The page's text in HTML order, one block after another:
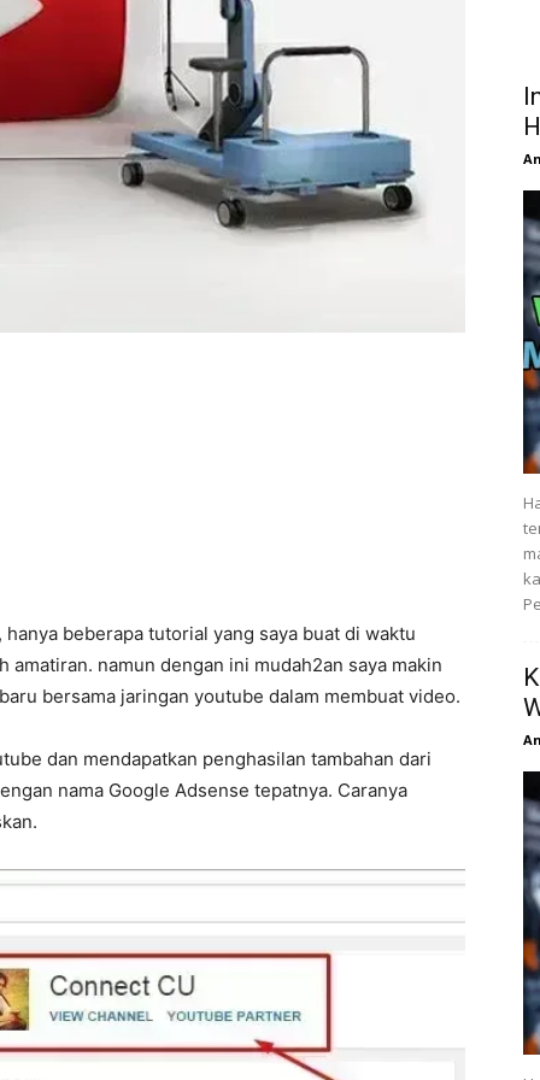
beberapa tutorial yang saya buat di waktu
namun dengan ini mudah2an saya makin
bersama jaringan youtube dalam membuat video.
dan mendapatkan penghasilan tambahan dari
nama Google Adsense tepatnya. Caranya